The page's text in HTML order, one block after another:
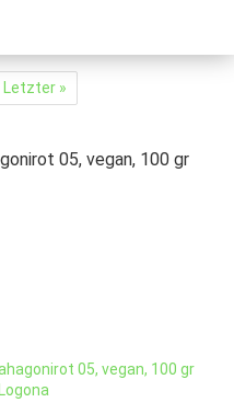
Letzter »
05, vegan, 100 gr